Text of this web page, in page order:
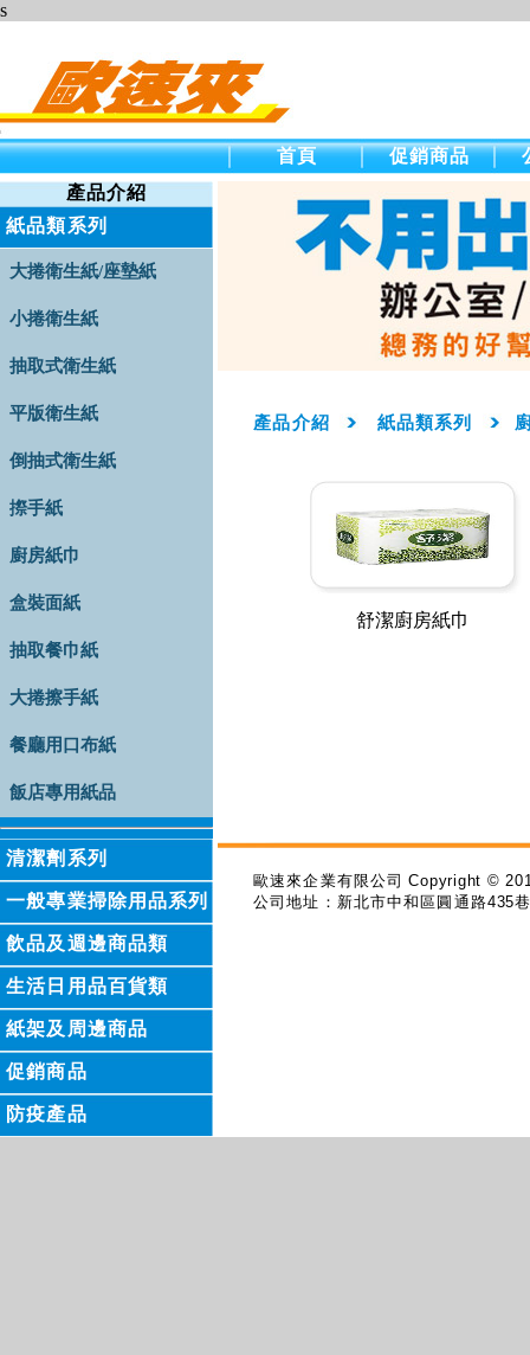
s
首頁 促銷商品
產品介紹
紙品類系列
大捲衛生紙/座墊紙
小捲衛生紙
抽取式衛生紙
平版衛生紙
倒抽式衛生紙
摖手紙
廚房紙巾
盒裝面紙
抽取餐巾紙
大捲擦手紙
餐廳用口布紙
飯店專用紙品
清潔劑系列
一般專業掃除用品系列
飲品及週邊商品類
生活日用品百貨類
紙架及周邊商品
促銷商品
防疫產品
產品介紹 紙品類系列
舒潔廚房紙巾
歐速來企業有限公司Copyright ©
公司地址：新北市中和區圓通路435